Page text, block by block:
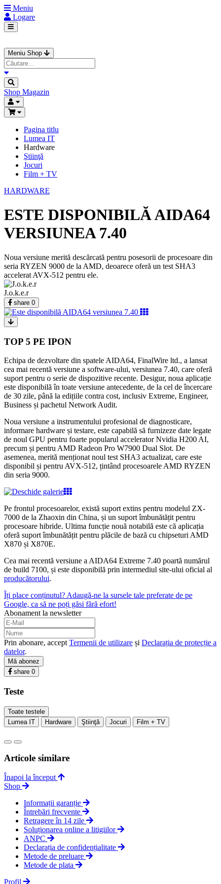
Meniu
Logare
Meniu Shop
Shop Magazin
Pagina titlu
Lumea IT
Hardware
Ştiinţă
Jocuri
Film + TV
HARDWARE
ESTE DISPONIBILĂ AIDA64
VERSIUNEA 7.40
Noua versiune merită descărcată pentru posesorii de procesoare din
seria RYZEN 9000 de la AMD, deoarece oferă un test SHA3
accelerat AVX-512 pentru ele.
J.o.k.e.r
share 0
TOP 5 PE IPON
Echipa de dezvoltare din spatele AIDA64, FinalWire ltd., a lansat
cea mai recentă versiune a software-ului, versiunea 7.40, care oferă
suport pentru o serie de dispozitive recente. Desigur, noua aplicație
este disponibilă în toate versiune antecedente, de la cel de încercare
de 30 zile, până la edițiile contra cost, inclusiv Extreme, Engineer,
Business și pachetul Network Audit.
Noua versiune a instrumentului profesional de diagnosticare,
informare hardware și testare, este capabilă să furnizeze date legate
de noul GPU pentru foarte popularul accelerator Nvidia H200 AI,
precum și pentru AMD Radeon Pro W7900 Dual Slot. De
asemenea, merită menționat noul test SHA3 actualizat, care este
disponibil și pentru AVX-512, țintând procesoarele AMD RYZEN
din seria 9000.
Pe frontul procesoarelor, există suport extins pentru modelul ZX-
7000 de la Zhaoxin din China, și un suport îmbunătățit pentru
procesoare hibride. Ultima funcție nouă notabilă este că aplicația
oferă suport îmbunătățit pentru plăcile de bază cu chipseturi AMD
X870 și X870E.
Cea mai recentă versiune a AIDA64 Extreme 7.40 poartă numărul
de build 7100, și este disponibilă prin intermediul site-ului oficial al
producătorului.
Îți place conținutul? Adaugă-ne la sursele tale preferate de pe
Google, ca să ne poți găsi fără efort!
Abonament la newsletter
Prin abonare, accept Termenii de utilizare și Declarația de protecție a
datelor.
Mă abonez
share 0
Teste
Toate testele
Lumea IT
Hardware Ştiinţă Jocuri Film + TV
Articole similare
Înapoi la început
Shop
Informații garanție
Întrebări frecvente
Retragere în 14 zile
Soluționarea online a litigiilor
ANPC
Declarația de confidențialitate
Metode de preluare
Metode de plata
Profil